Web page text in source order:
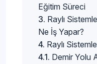
Eğitim Süreci
Raylı
Ne İş Yapar?
Raylı
Demir Yolu